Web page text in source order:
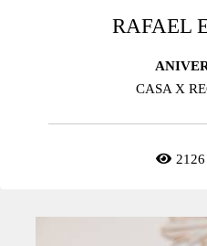
RAFAEL
CASA X
2126